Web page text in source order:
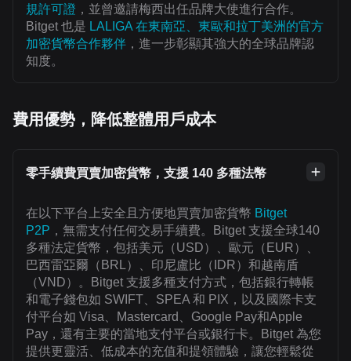
規許可證 ，並曾邀請梅西出任品牌大使進行合作。
Bitget 也是 LALIGA 在東南亞、東歐和拉丁美洲的官方
加密貨幣合作夥伴 ，進一步彰顯其強大的全球品牌認
知度。
費用優勢，降低整體用戶成本
零手續費買賣加密貨幣，支援 140 多種法幣
在以下平台上安全且方便地買賣加密貨幣 Bitget
P2P ，無需支付任何交易手續費。Bitget 支援全球140
多種法定貨幣，包括美元（USD）、歐元（EUR）、
巴西雷亞爾（BRL）、印尼盧比（IDR）和越南盾
（VND）。Bitget 支援多種支付方式，包括銀行轉帳
和電子錢包如 SWIFT、SPEA 和 PIX，以及國際卡支
付平台如 Visa、Mastercard、Google Pay和Apple
Pay，還有主要的當地支付平台或銀行卡。Bitget 為您
提供更靈活、低成本的充值和提領體驗，讓您輕鬆從